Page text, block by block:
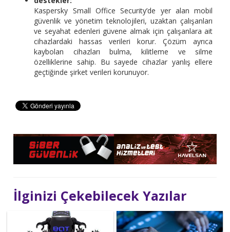
Kaspersky Small Office Security’de yer alan mobil
güvenlik ve yönetim teknolojileri, uzaktan çalışanları
ve seyahat edenleri güvene almak için çalışanlara ait
cihazlardaki hassas verileri korur. Çözüm ayrıca
kaybolan cihazları bulma, kilitleme ve silme
özelliklerine sahip. Bu sayede cihazlar yanlış ellere
geçtiğinde şirket verileri korunuyor.
İlginizi Çekebilecek Yazılar